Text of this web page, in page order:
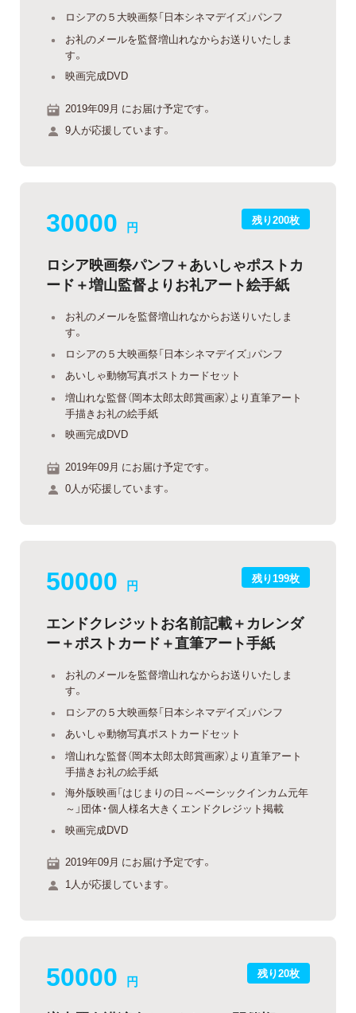
ロシアの５大映画祭「日本シネマデイズ」パンフ
お礼のメールを監督増山れなからお送りいたしま
す。
映画完成DVD
2019年09月 にお届け予定です。
9人が応援しています。
残り200枚
30000 円
ロシア映画祭パンフ＋あいしゃポストカ
ード＋増山監督よりお礼アート絵手紙
お礼のメールを監督増山れなからお送りいたしま
す。
ロシアの５大映画祭「日本シネマデイズ」パンフ
あいしゃ動物写真ポストカードセット
増山れな監督（岡本太郎太郎賞画家）より直筆アート
手描きお礼の絵手紙
映画完成DVD
2019年09月 にお届け予定です。
0人が応援しています。
残り199枚
50000 円
エンドクレジットお名前記載＋カレンダ
ー＋ポストカード＋直筆アート手紙
お礼のメールを監督増山れなからお送りいたしま
す。
ロシアの５大映画祭「日本シネマデイズ」パンフ
あいしゃ動物写真ポストカードセット
増山れな監督（岡本太郎太郎賞画家）より直筆アート
手描きお礼の絵手紙
海外版映画「はじまりの日～ベーシックインカム元年
～」団体・個人様名大きくエンドクレジット掲載
映画完成DVD
2019年09月 にお届け予定です。
1人が応援しています。
残り20枚
50000 円